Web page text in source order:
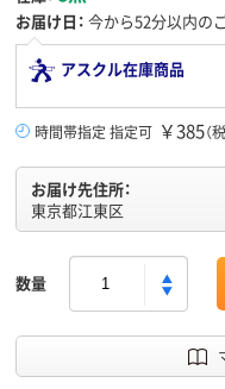
お届け日： 今から52分以内の
アスクル在庫商品
時間帯指定 指定可 ￥385（
お届け先住所：
東京都江東区
数量